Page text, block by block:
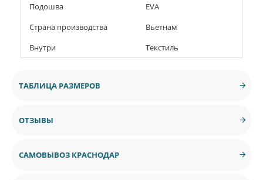
Подошва
EVA
Страна производства
Вьетнам
Внутри
Текстиль
ТАБЛИЦА РАЗМЕРОВ
ОТЗЫВЫ
САМОВЫВОЗ КРАСНОДАР